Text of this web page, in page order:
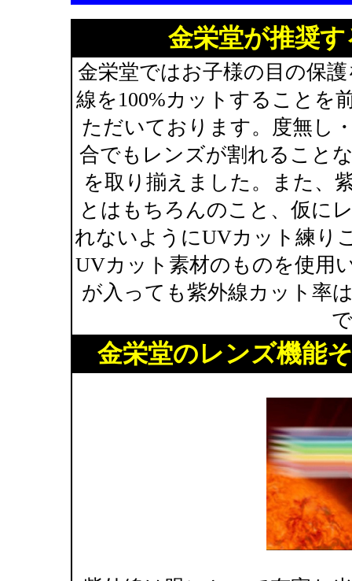
金栄堂が推奨
金栄堂ではお子様の目の保
線を100%カットすることを
ただいております。度無し
合でもレンズが割れること
を取り揃えました。また、
とはもちろんのこと、仮に
れないようにUVカット練り
UVカット素材のものを使用
が入っても紫外線カット率
金栄堂のレンズ機能